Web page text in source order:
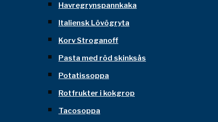
Havregrynspannkaka
Italiensk Lövögryta
Korv Stroganoff
Pasta med röd skinksås
Potatissoppa
Rotfrukter i kokgrop
Tacosoppa